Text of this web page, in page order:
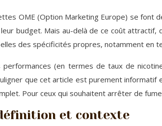
OME (Option Marketing Europe) se
budget. Mais au-delà de ce coût
des spécificités propres, notamment en
(en termes de taux de
que cet article est purement informatif
Pour ceux qui souhaitent arrêter de
et contexte